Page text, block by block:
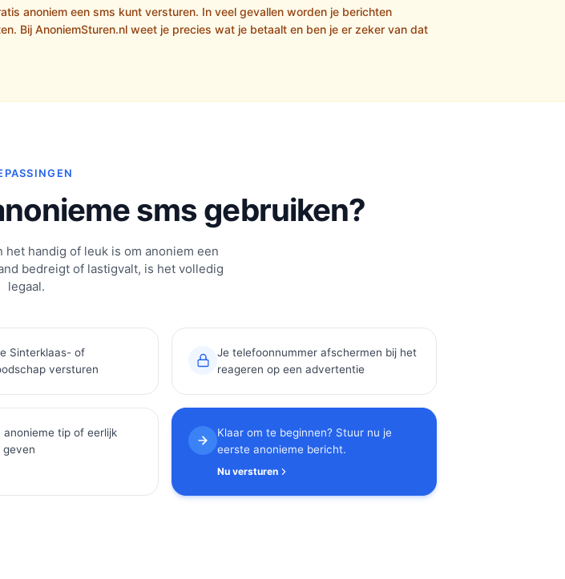
anoniem een sms kunt versturen. In veel gevallen worden je berichten
Bij AnoniemSturen.nl weet je precies wat je betaalt en ben je er zeker van dat
sms gebruiken?
handig of leuk is om anoniem een
bedreigt of lastigvalt, is het volledig
legaal.
Sinterklaas- of
versturen
Je telefoonnummer afschermen bij het
reageren op een advertentie
anonieme tip of eerlijk
geven
Klaar om te beginnen? Stuur nu je
eerste anonieme bericht.
Nu versturen